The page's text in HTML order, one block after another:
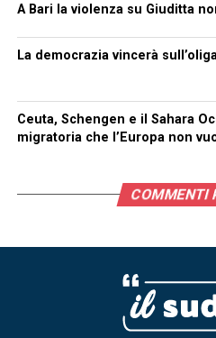
A Bari la violenza su Giuditta
La democrazia vincerà
Ceuta, Schengen e il Sahara
migratoria che l’Europa non
COMMENTI